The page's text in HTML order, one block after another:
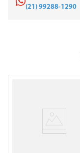
(21) 99288-1290